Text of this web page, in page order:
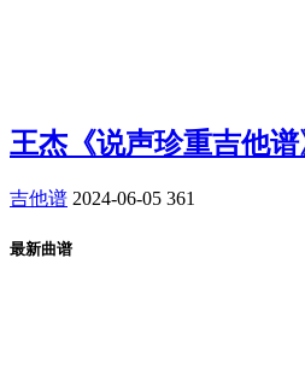
王杰《说声珍重吉他
吉他谱 2024-06-05 361
最新曲谱